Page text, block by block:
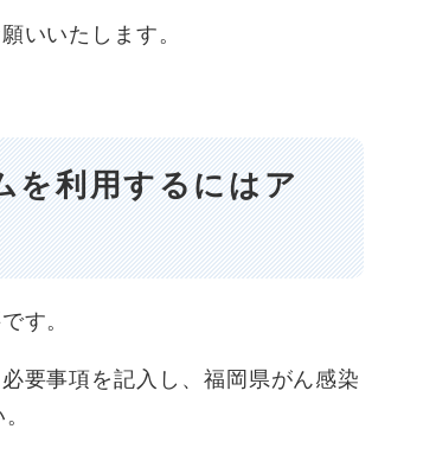
いいたします。
を利用するにはア
す。
要事項を記入し、福岡県がん感染